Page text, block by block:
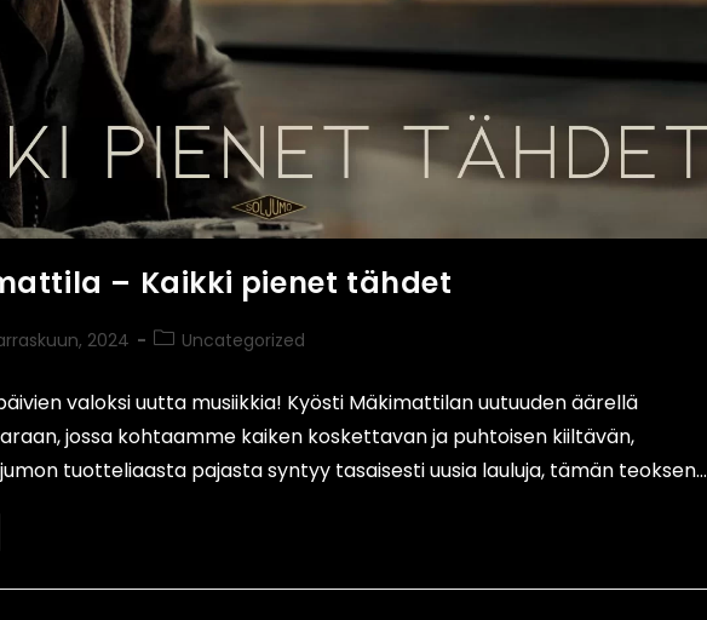
– Kaikki pienet tähdet
2024 Uncategorized
valoksi uutta musiikkia! Kyösti Mäkimattilan uutuuden äärellä
jossa kohtaamme kaiken koskettavan ja puhtoisen kiiltävän,
tuotteliaasta pajasta syntyy tasaisesti uusia lauluja, tämän teoksen…